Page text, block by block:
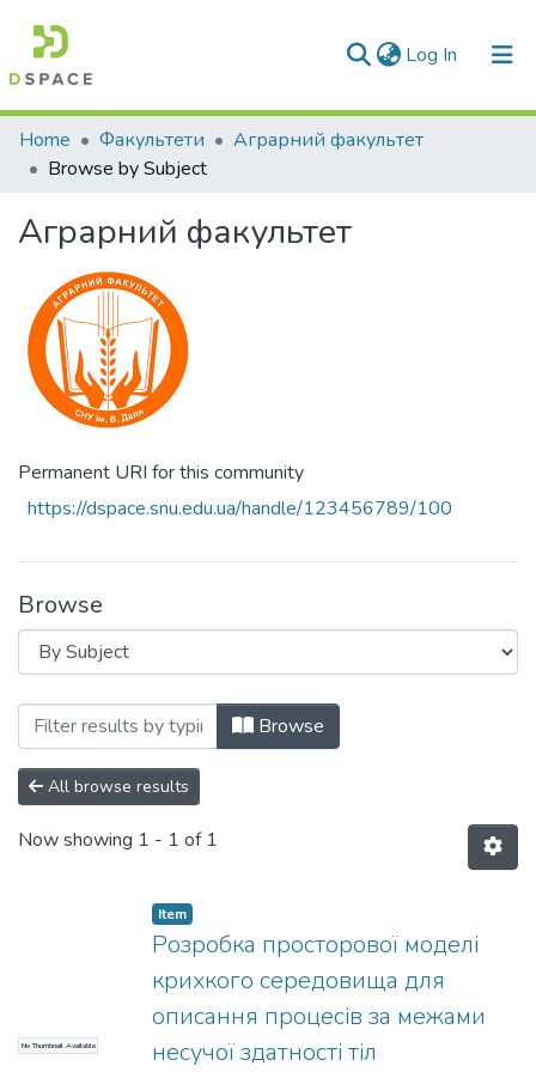
Log In (current)
Communities & Collections
All of DSpace
Home Факультети
Аграрний факультет
Browse by Subject
Аграрний факультет
Permanent URI for this community
https://dspace.snu.edu.ua/handle/123456789/100
Browse
Browsing Аграрний факультет by
Browse
All browse results
Now showing 1 - 1 of 1
No Thumbnail Available
Item
Розробка просторової моделі
крихкого середовища для
описання процесів за межами
несучої здатності тіл